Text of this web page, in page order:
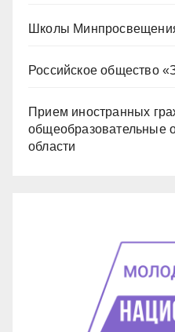
Школы
Российское общество
Прием иностранных
общеобразовательные
области